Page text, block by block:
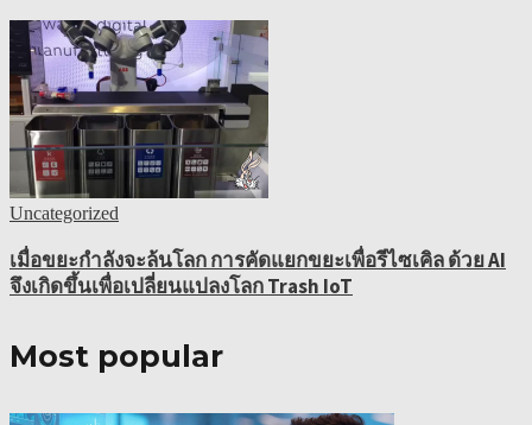
Uncategorized
เมื่อขยะกำลังจะล้นโลก การคัดแยกขยะเพื่อรีไซเคิล ด้วย AI
จึงเกิดขึ้นเพื่อเปลี่ยนแปลงโลก Trash IoT
Most popular